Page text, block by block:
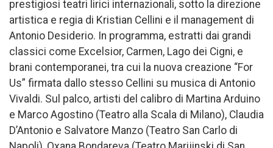
prestigiosi teatri lirici internazionali, sotto la direzione
artistica e regia di Kristian Cellini e il management di
Antonio Desiderio. In programma, estratti dai grandi
classici come Excelsior, Carmen, Lago dei Cigni, e
brani contemporanei, tra cui la nuova creazione “For
Us” firmata dallo stesso Cellini su musica di Antonio
Vivaldi. Sul palco, artisti del calibro di Martina Arduino
e Marco Agostino (Teatro alla Scala di Milano), Claudia
D’Antonio e Salvatore Manzo (Teatro San Carlo di